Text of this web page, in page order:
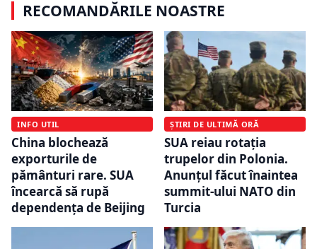
RECOMANDĂRILE NOASTRE
INFO UTIL
China blochează
exporturile de
pământuri rare. SUA
încearcă să rupă
dependența de Beijing
ȘTIRI DE ULTIMĂ ORĂ
SUA reiau rotația
trupelor din Polonia.
Anunțul făcut înaintea
summit-ului NATO din
Turcia